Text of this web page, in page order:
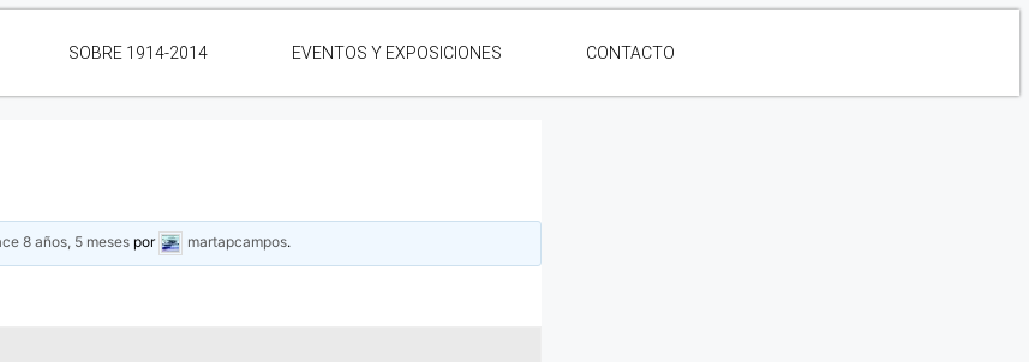
SOBRE 1914-2014 EVENTOS Y EXPOSICIONES CONTACTO
8 años, 5 mesespor martapcampos.